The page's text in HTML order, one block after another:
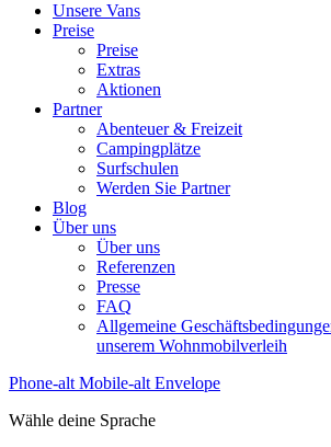
Unsere Vans
Preise
Preise
Extras
Aktionen
Partner
Abenteuer & Freizeit
Campingplätze
Surfschulen
Werden Sie Partner
Blog
Über uns
Über uns
Referenzen
Presse
FAQ
Allgemeine
unserem Wohnmobilverleih
Phone-alt Mobile-alt Envelope
Wähle deine Sprache